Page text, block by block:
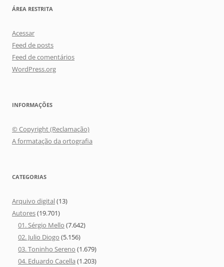
ÁREA RESTRITA
Acessar
Feed de posts
Feed de comentários
WordPress.org
INFORMAÇÕES
© Copyright (Reclamação)
A formatação da ortografia
CATEGORIAS
Arquivo digital(13)
Autores(19.701)
01. Sérgio Mello (7.642)
02. Julio Diogo (5.156)
03. Toninho Sereno (1.679)
04. Eduardo Cacella (1.203)